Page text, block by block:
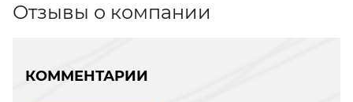
Отзывы о компании
КОММЕНТАРИИ